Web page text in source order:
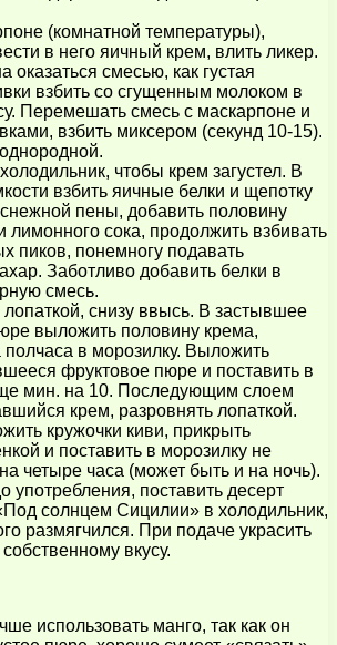
(комнатной температуры),
в него яичный крем, влить ликер.
оказаться смесью, как густая
взбить со сгущенным молоком в
Перемешать смесь с маскарпоне и
взбить миксером (секунд 10-15).
чтобы крем загустел. В
взбить яичные белки и щепотку
пены, добавить половину
лимонного сока, продолжить взбивать
пиков, понемногу подавать
Заботливо добавить белки в
смесь.
снизу ввысь. В застывшее
выложить половину крема,
полчаса в морозилку. Выложить
фруктовое пюре и поставить в
мин. на 10. Последующим слоем
крем, разровнять лопаткой.
кружочки киви, прикрыть
и поставить в морозилку не
четыре часа (может быть и на ночь).
употребления, поставить десерт
солнцем Сицилии» в холодильник,
размягчился. При подаче украсить
вкусу.
использовать манго, так как он